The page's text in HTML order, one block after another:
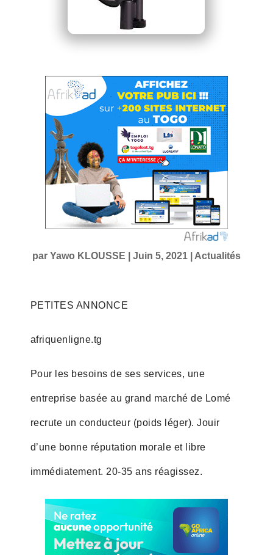
par Yawo KLOUSSE Juin 5, 2021| Actualités
PETITES ANNONCE
afriquenligne.tg
Pour les besoins de ses services, une
entreprise basée au grand marché de Lomé
recrute un conducteur (poids léger). Jouir
d’une bonne réputation morale et libre
immédiatement. 20-35 ans réagissez.